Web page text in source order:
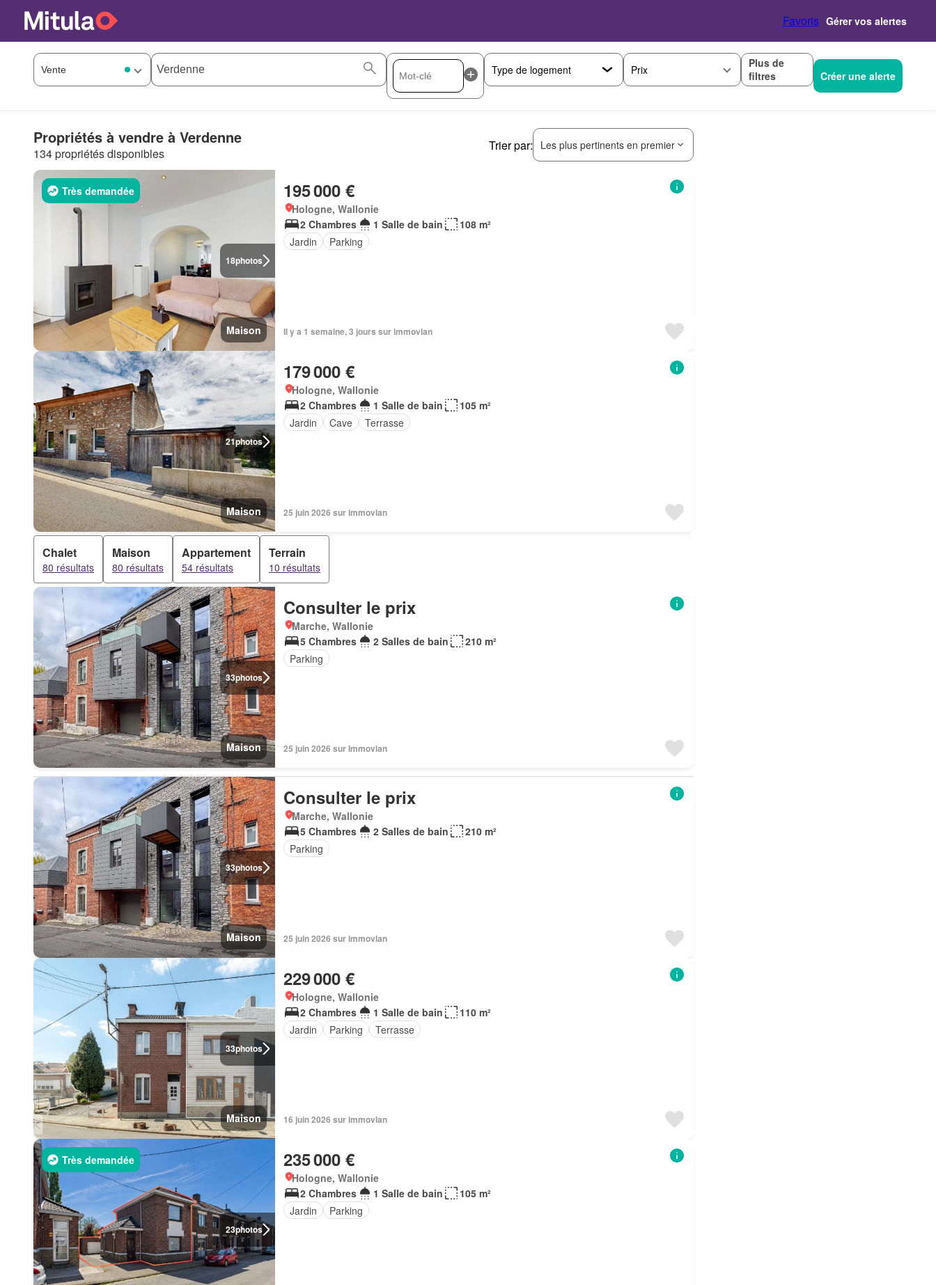
Favoris Gérer vos alertes
Prix
Plus de
filtres
Créer une alerte
Propriétés à vendre à Verdenne
134 propriétés disponibles
Trier par: Les plus pertinents en premier
18photos
Très demandée
Maison
195 000 €
Hologne, Wallonie
2 Chambres
1 Salle de bain
108 m²
Jardin
Parking
Il y a 1 semaine, 3 jours sur immovlan
21photos
Maison
179 000 €
Hologne, Wallonie
2 Chambres
1 Salle de bain
105 m²
Jardin
Cave Terrasse
25 juin 2026 sur immovlan
Chalet
80 résultats
Maison
80 résultats
Appartement
54 résultats
Terrain
10 résultats
33photos
Maison
Consulter le prix
Marche, Wallonie
5 Chambres
2 Salles de bain
210 m²
Parking
25 juin 2026 sur Immovlan
33photos
Maison
Consulter le prix
Marche, Wallonie
5 Chambres
2 Salles de bain
210 m²
Parking
25 juin 2026 sur immovlan
33photos
Maison
229 000 €
Hologne, Wallonie
2 Chambres
1 Salle de bain
110 m²
Jardin
Parking Terrasse
16 juin 2026 sur immovlan
23photos
Très demandée 235 000 €
Hologne, Wallonie
2 Chambres
1 Salle de bain
105 m²
Jardin
Parking